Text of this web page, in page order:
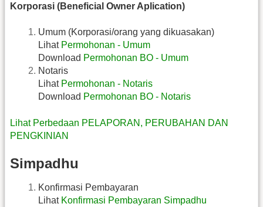
Korporasi (Beneficial Owner Aplication)
Umum (Korporasi/orang yang dikuasakan)
Lihat Permohonan - Umum
Download Permohonan BO - Umum
Notaris
Lihat Permohonan - Notaris
Download Permohonan BO - Notaris
Lihat Perbedaan PELAPORAN, PERUBAHAN DAN
PENGKINIAN
Simpadhu
Konfirmasi Pembayaran
Lihat Konfirmasi Pembayaran Simpadhu